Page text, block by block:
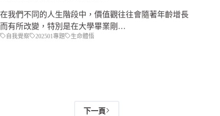
在我們不同的人生階段中，價值觀往往會隨著年齡增長
而有所改變，特別是在大學畢業剛…
自我覺察 202501專題 生命體悟
下一頁